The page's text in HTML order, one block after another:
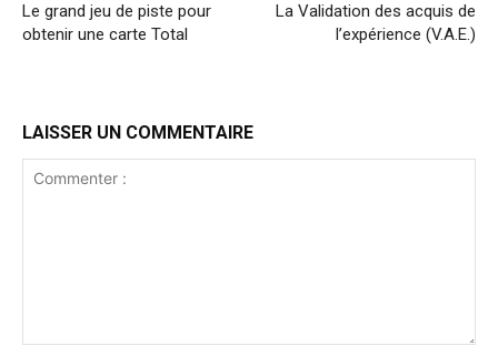
Le grand jeu de piste pour
obtenir une carte Total
La Validation des acquis de
l’expérience (V.A.E.)
LAISSER UN COMMENTAIRE